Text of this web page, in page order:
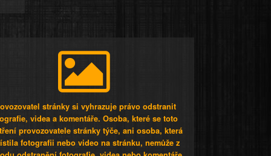
stránky si vyhrazuje právo odstranit
videa a komentáře. Osoba, které se toto
provozovatele stránky týče, ani osoba, která
fotografii nebo video na stránku, nemůže z